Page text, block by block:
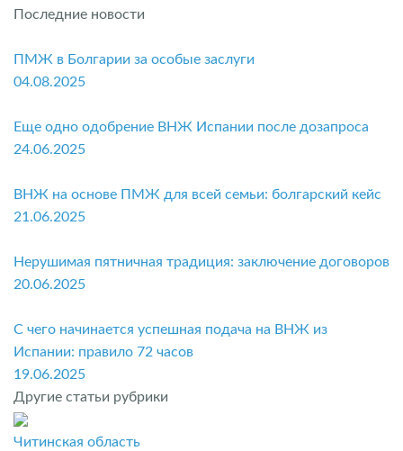
Последние новости
ПМЖ в Болгарии за особые заслуги
04.08.2025
Еще одно одобрение ВНЖ Испании после дозапроса
24.06.2025
ВНЖ на основе ПМЖ для всей семьи: болгарский кейс
21.06.2025
Нерушимая пятничная традиция: заключение договоров
20.06.2025
С чего начинается успешная подача на ВНЖ из
Испании: правило 72 часов
19.06.2025
Другие статьи рубрики
Читинская область